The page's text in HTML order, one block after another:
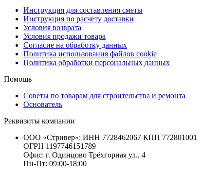
Инструкция для составления сметы
Инструкция по расчету доставки
Условия возврата
Условия продажи товара
Согласие на обработку данных
Политика использования файлов cookie
Политика обработки персональных данных
Помощь
Советы по товарам для строительства и ремонта
Основатель
Реквизиты компании
ООО «Стривер»: ИНН 7728462067 КПП 772801001
ОГРН 1197746151789
Офис: г. Одинцово Трёхгорная ул., 4
Пн-Пт: 09:00-18:00